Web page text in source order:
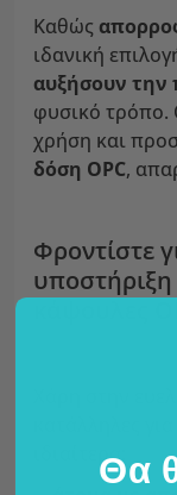
Καθώς
ιδανική
αυξήσουν την
φυσικό τρόπο.
χρήση και
δόση OPC,
Φροντίστε
ιδιαίτερα:Θα